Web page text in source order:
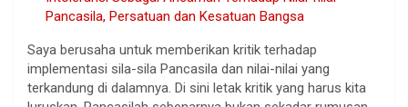
Pancasila, Persatuan dan Kesatuan Bangsa
Saya berusaha untuk memberikan kritik terhadap
implementasi sila-sila Pancasila dan nilai-nilai yang
terkandung di dalamnya. Di sini letak kritik yang harus kita